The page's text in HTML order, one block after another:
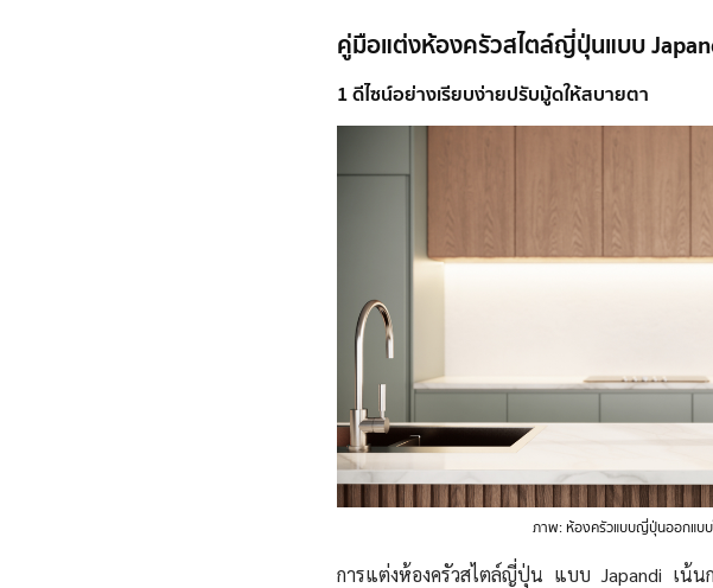
คู่มือแต่งห้องครัวสไตล์ญี่ปุ่นแบบ
1 ดีไซน์อย่างเรียบง่ายปรับมู้ดให้สบายตา
ภาพ: ห้องครัวแบบญี่ปุ่นออกแบบ
การแต่งห้องครัวสไตล์ญี่ปุ่น แบบ Japandi เน้น